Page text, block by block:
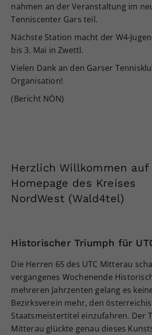
nahmen an der Veranstaltung im
Tenniscenter Gars teil.
Nächste Station macht der W4-
bis 3. Mai in Zwettl.
Vielen Dank an den Garser
Organisation!
(Bericht NÖN)
Herzlich Willkommen auf
Homepage des Kreises
NordWest (Wald4tel)
Historischer Triumph für
Die Herren 65 des UTC Mitterau
vergangenes Wochenende
mehreren Jahrzenten gelang es
Bezirksverein mehr, den
Staatsmeistertitel einzufahren. Der
Mitterau glückte genau dieses